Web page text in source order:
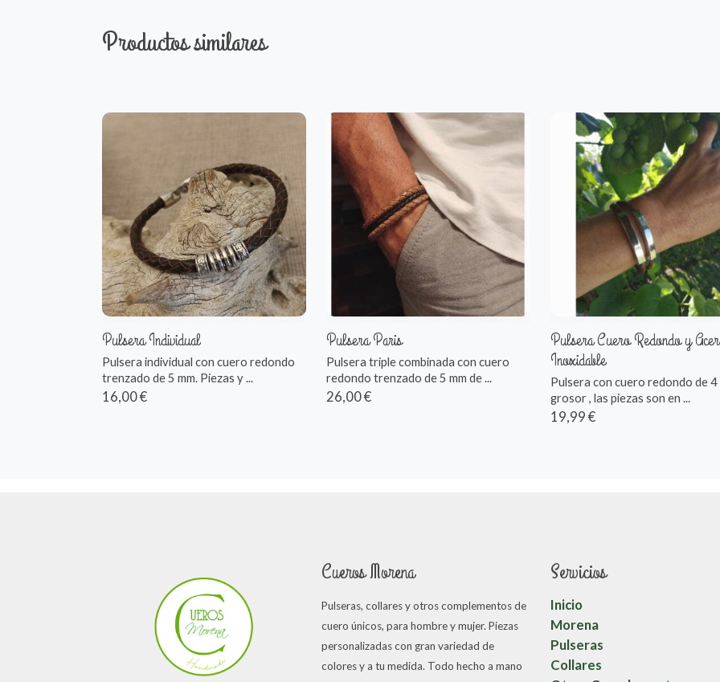
Productos similares
Pulsera Individual
Pulsera individual con cuero redondo
trenzado de 5 mm. Piezas y ...
16,00 €
Pulsera Paris
Pulsera triple combinada con cuero
redondo trenzado de 5 mm de ...
26,00 €
Pulsera Cuero Redondo y
Inoxidable
Pulsera con cuero redondo de 4
grosor , las piezas son en ...
19,99 €
Cueros Morena
Pulseras, collares y otros complementos de
cuero únicos, para hombre y mujer. Piezas
personalizadas con gran variedad de
colores y a tu medida. Todo hecho a mano
Servicios
Inicio
Morena
Pulseras
Collares